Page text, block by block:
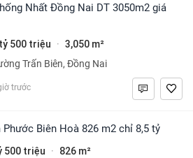
500 triệu · 3,050 m²
Trấn Biên, Đồng Nai
trước
Phước Biên Hoà 826 m2 chỉ 8,5 tỷ
500 triệu · 826 m²